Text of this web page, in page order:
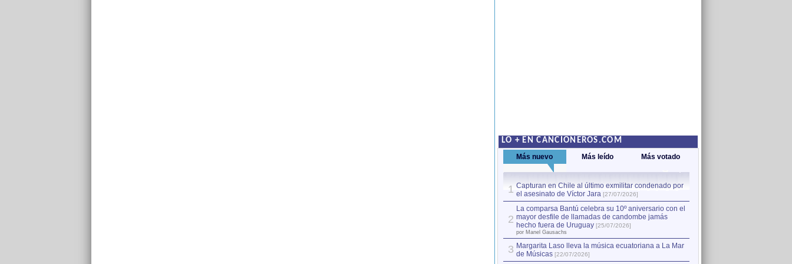
LO + EN CANCIONEROS.COM
Más nuevo Más leído Más votado
1 Capturan en Chile al último exmilitar condenado por
el asesinato de Víctor Jara [27/07/2026]
2
La comparsa Bantú celebra su 10º aniversario con el
mayor desfile de llamadas de candombe jamás
hecho fuera de Uruguay [25/07/2026]
por Manel Gausachs
3 Margarita Laso lleva la música ecuatoriana a La Mar
de Músicas [22/07/2026]